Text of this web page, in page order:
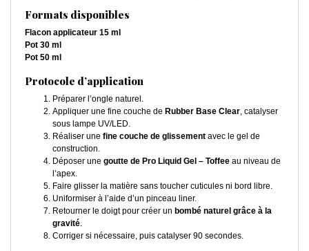
Formats disponibles
Flacon applicateur 15 ml
Pot 30 ml
Pot 50 ml
Protocole d’application
Préparer l’ongle naturel.
Appliquer une fine couche de Rubber Base Clear, catalyser
sous lampe UV/LED.
Réaliser une fine couche de glissement avec le gel de
construction.
Déposer une goutte de Pro Liquid Gel – Toffee au niveau de
l’apex.
Faire glisser la matière sans toucher cuticules ni bord libre.
Uniformiser à l’aide d’un pinceau liner.
Retourner le doigt pour créer un bombé naturel grâce à la
gravité.
Corriger si nécessaire, puis catalyser 90 secondes.